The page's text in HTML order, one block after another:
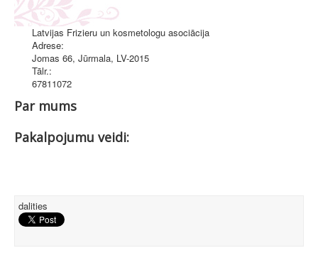
Latvijas Frizieru un kosmetologu asociācija
Adrese:
Jomas 66, Jūrmala, LV-2015
Tālr.:
67811072
Par mums
Pakalpojumu veidi:
dalities